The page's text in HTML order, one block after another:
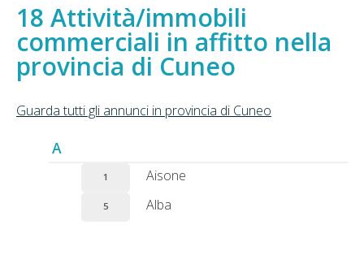
Attività/immobili
commerciali in affitto nella
provincia di Cuneo
Guarda tutti gli annunci in provincia di Cuneo
A
1 Aisone
5 Alba